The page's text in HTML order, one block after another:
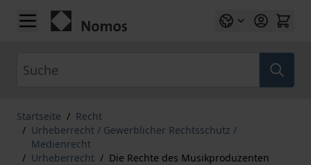
Zum Inhalt springen
Startseite / Recht
/ Urheberrecht / Gewerblicher Rechtsschutz /
Medienrecht
/ Urheberrecht / Die Rechte des Musikproduzenten